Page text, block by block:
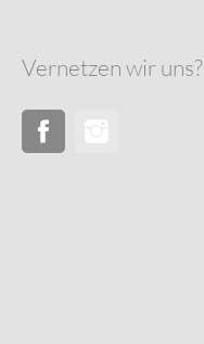
Vernetzen wir uns?